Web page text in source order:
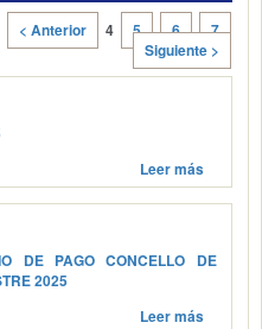
< Anterior 4 5 6
7
Siguiente >
Leer más
DE PAGO CONCELLO DE
2025
Leer más